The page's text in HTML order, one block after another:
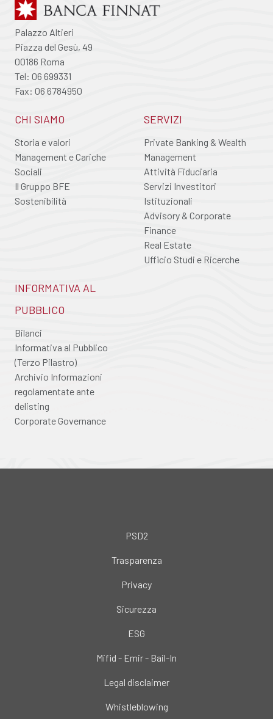
Palazzo Altieri
Piazza del Gesù, 49
00186 Roma
Tel: 06 699331
Fax: 06 6784950
CHI SIAMO
Storia e valori
Management e Cariche
Sociali
Il Gruppo BFE
Sostenibilità
SERVIZI
Private Banking & Wealth
Management
Attività Fiduciaria
Servizi Investitori
Istituzionali
Advisory & Corporate
Finance
Real Estate
Ufficio Studi e Ricerche
INFORMATIVA AL
PUBBLICO
Bilanci
Informativa al Pubblico
(Terzo Pilastro)
Archivio Informazioni
regolamentate ante
delisting
Corporate Governance
PSD2
Trasparenza
Privacy
Sicurezza
ESG
Mifid - Emir - Bail-In
Legal disclaimer
Whistleblowing